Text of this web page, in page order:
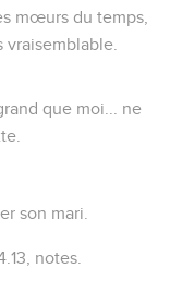
mœurs du temps,
que moi...
ne
son mari.
, notes.